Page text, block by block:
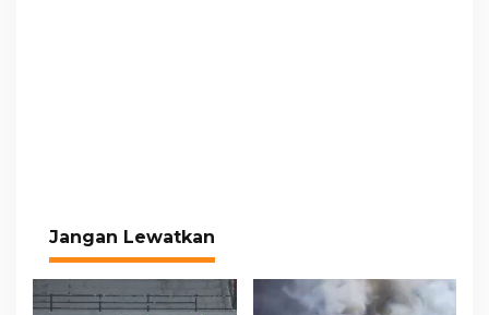
Jangan Lewatkan